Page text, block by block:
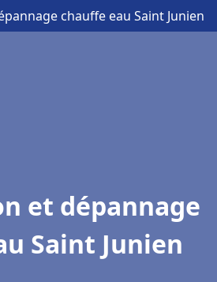
chauffe eau Saint Junien
et dépannage
Saint Junien